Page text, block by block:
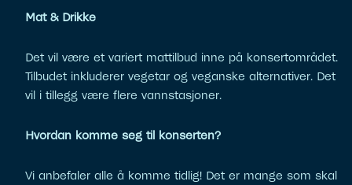
Mat & Drikke
Det vil være et variert mattilbud inne på konsertområdet.
Tilbudet inkluderer vegetar og veganske alternativer. Det
vil i tillegg være flere vannstasjoner.
Hvordan komme seg til konserten?
Vi anbefaler alle å komme tidlig! Det er mange som skal